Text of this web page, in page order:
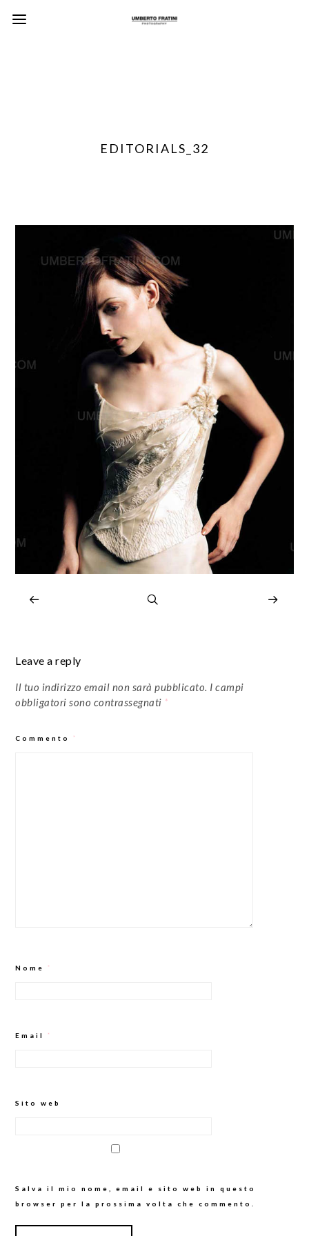
EDITORIALS_32
Leave a reply
Il tuo indirizzo email non sarà pubblicato. I campi
obbligatori sono contrassegnati *
Commento *
Nome *
Email *
Sito web
Salva il mio nome, email e sito web in questo
browser per la prossima volta che commento.